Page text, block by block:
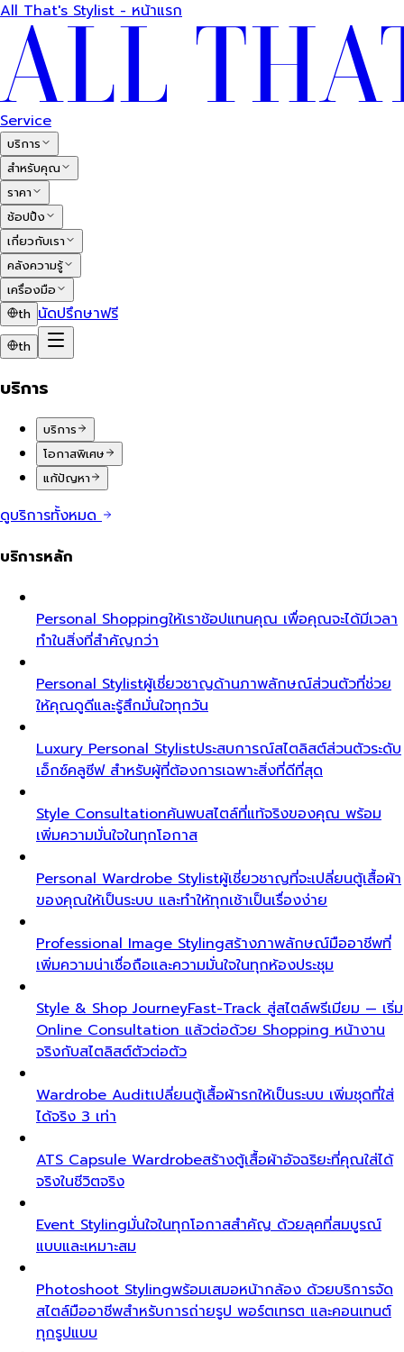
All That's Stylist - หน้าแรก
Service
บริการ
สำหรับคุณ
ราคา
ช้อปปิ้ง
เกี่ยวกับเรา
คลังความรู้
เครื่องมือ
th นัดปรึกษาฟรี
th
บริการ
บริการ
โอกาสพิเศษ
แก้ปัญหา
ดูบริการทั้งหมด
บริการหลัก
Personal Shoppingให้เราช้อปแทนคุณ เพื่อคุณจะได้มีเวลา
ทำในสิ่งที่สำคัญกว่า
Personal Stylistผู้เชี่ยวชาญด้านภาพลักษณ์ส่วนตัวที่ช่วย
ให้คุณดูดีและรู้สึกมั่นใจทุกวัน
Luxury Personal Stylistประสบการณ์สไตลิสต์ส่วนตัวระดับ
เอ็กซ์คลูซีฟ สำหรับผู้ที่ต้องการเฉพาะสิ่งที่ดีที่สุด
Style Consultationค้นพบสไตล์ที่แท้จริงของคุณ พร้อม
เพิ่มความมั่นใจในทุกโอกาส
Personal Wardrobe Stylistผู้เชี่ยวชาญที่จะเปลี่ยนตู้เสื้อผ้า
ของคุณให้เป็นระบบ และทำให้ทุกเช้าเป็นเรื่องง่าย
Professional Image Stylingสร้างภาพลักษณ์มืออาชีพที่
เพิ่มความน่าเชื่อถือและความมั่นใจในทุกห้องประชุม
Style & Shop JourneyFast-Track สู่สไตล์พรีเมียม — เริ่ม
Online Consultation แล้วต่อด้วย Shopping หน้างาน
จริงกับสไตลิสต์ตัวต่อตัว
Wardrobe Auditเปลี่ยนตู้เสื้อผ้ารกให้เป็นระบบ เพิ่มชุดที่ใส่
ได้จริง 3 เท่า
ATS Capsule Wardrobeสร้างตู้เสื้อผ้าอัจฉริยะที่คุณใส่ได้
จริงในชีวิตจริง
Event Stylingมั่นใจในทุกโอกาสสำคัญ ด้วยลุคที่สมบูรณ์
แบบและเหมาะสม
Photoshoot Stylingพร้อมเสมอหน้ากล้อง ด้วยบริการจัด
สไตล์มืออาชีพสำหรับการถ่ายรูป พอร์ตเทรต และคอนเทนต์
ทุกรูปแบบ